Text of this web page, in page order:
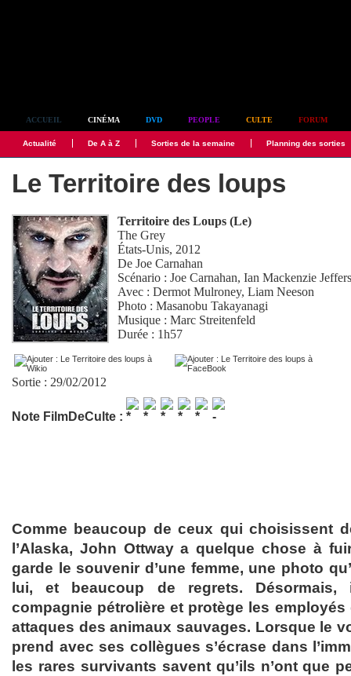
ACCUEIL CINÉMA DVD PEOPLE CULTE FORUM
Actualité De A à Z Sorties de la semaine Planning des sorties
Le Territoire des loups
Territoire des Loups (Le)
The Grey
États-Unis, 2012
DeJoe Carnahan
Scénario :Joe Carnahan,Ian Mackenzie
Avec :Dermot Mulroney,Liam Neeson
Photo :Masanobu Takayanagi
Musique :Marc Streitenfeld
Durée : 1h57
Sortie : 29/02/2012
Note FilmDeCulte :
Comme beaucoup de ceux qui choisissent
l’Alaska, John Ottway a quelque chose à
garde le souvenir d’une femme, une photo
lui, et beaucoup de regrets.
compagnie pétrolière et protège les
attaques des animaux sauvages. Lorsque le
prend avec ses collègues s’écrase dans
les rares survivants savent qu’ils n’ont que